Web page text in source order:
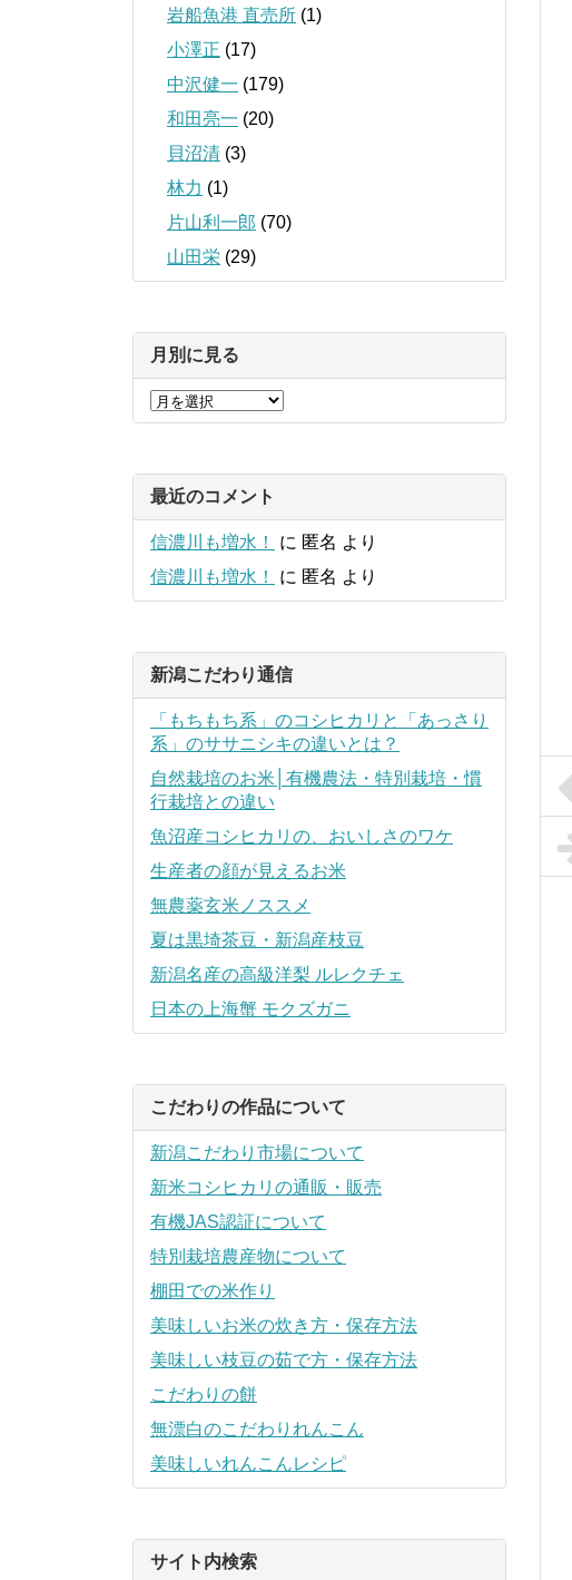
岩船魚港 直売所 (1)
小澤正 (17)
中沢健一 (179)
和田亮一 (20)
貝沼清 (3)
林力 (1)
片山利一郎 (70)
山田栄 (29)
月別に見る
最近のコメント
信濃川も増水！ に 匿名 より
信濃川も増水！
に 匿名 より
新潟こだわり通信
「もちもち系」のコシヒカリと「あっさり
系」のササニシキの違いとは？
自然栽培のお米│有機農法・特別栽培・慣
行栽培との違い
魚沼産コシヒカリの、おいしさのワケ
生産者の顔が見えるお米
無農薬玄米ノススメ
夏は黒埼茶豆・新潟産枝豆
新潟名産の高級洋梨 ルレクチェ
日本の上海蟹 モクズガニ
こだわりの作品について
新潟こだわり市場について
新米コシヒカリの通販・販売
有機JAS認証について
特別栽培農産物について
棚田での米作り
美味しいお米の炊き方・保存方法
美味しい枝豆の茹で方・保存方法
こだわりの餅
無漂白のこだわりれんこん
美味しいれんこんレシピ
サイト内検索